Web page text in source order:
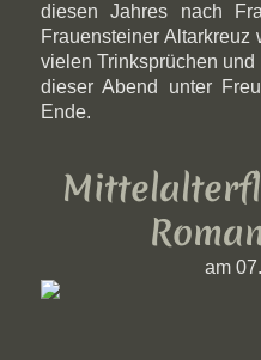
diesen Jahres nach
Frauensteiner
vielen Trinksprüchen
dieser Abend unter
Ende.
am